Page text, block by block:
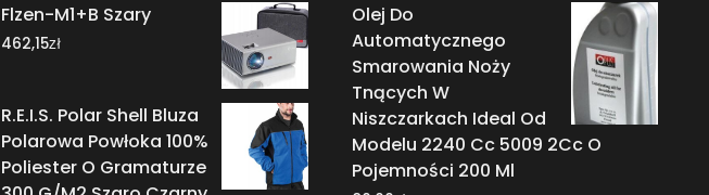
Flzen-M1+B Szary
462,15zł
R.E.I.S. Polar Shell Bluza
Polarowa Powłoka 100%
Poliester O Gramaturze
Olej Do
Automatycznego
Smarowania Noży
Tnących W
Niszczarkach Ideal Od
Modelu 2240 Cc 5009 2Cc O
Pojemności 200 Ml